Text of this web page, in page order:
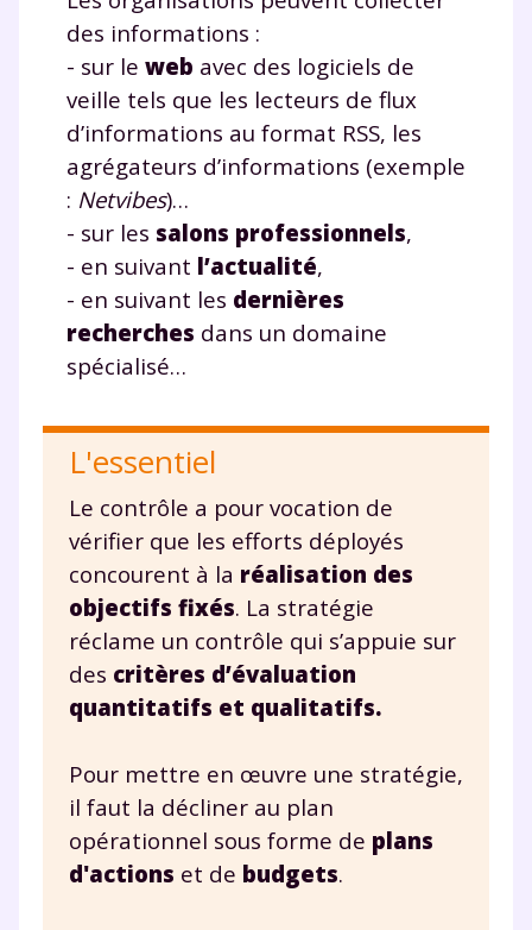
des informations :
- sur le web avec des logiciels de
veille tels que les lecteurs de flux
d’informations au format RSS, les
agrégateurs d’informations (exemple
: Netvibes)…
- sur les salons professionnels,
- en suivant l’actualité,
- en suivant les dernières
recherches dans un domaine
spécialisé…
L'essentiel
Le contrôle a pour vocation de
vérifier que les efforts déployés
concourent à la réalisation des
objectifs fixés. La stratégie
réclame un contrôle qui s’appuie sur
des critères d’évaluation
quantitatifs et qualitatifs.
Pour mettre en œuvre une stratégie,
il faut la décliner au plan
opérationnel sous forme de plans
d'actions et de budgets.
et de réussir votre
année scolaire ?
Testez gratuitement
pendant 24h notre
plateforme de soutien
scolaire !
Fiches de cours et vidéos,exercices
corrigés,podcasts de révisions
suivre les progrès
Tout le programme scolaire du CP à
la Terminale
Des profs expérimentés disponibles
à la demande par tchat, audio ou
vidéo
TESTER GRATUITEMENT
* Votre code d'accès sera envoyé à cette adresse e-mail. En
renseignant votre e-mail, vous consentez à ce que vos
données à caractère personnel soient traitées par SEJER, sous